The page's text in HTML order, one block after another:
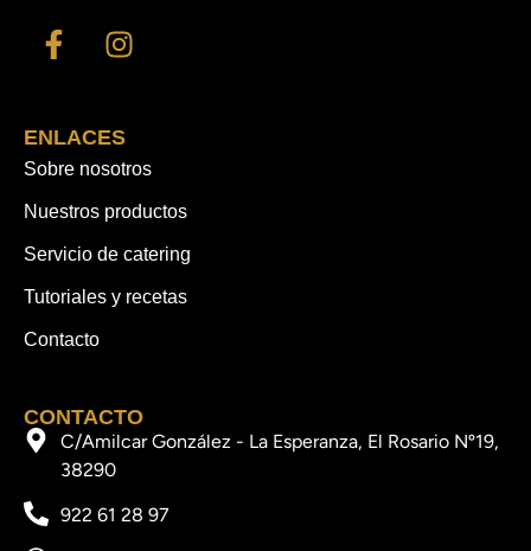
ENLACES
Sobre nosotros
Nuestros productos
Servicio de catering
Tutoriales y recetas
Contacto
CONTACTO
C/Amilcar González - La Esperanza, El Rosario Nº19,
38290
922 61 28 97